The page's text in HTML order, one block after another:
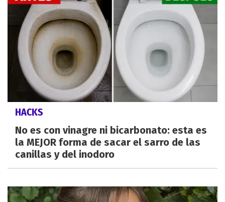
HACKS
No es con vinagre ni bicarbonato: esta es
la MEJOR forma de sacar el sarro de las
canillas y del inodoro